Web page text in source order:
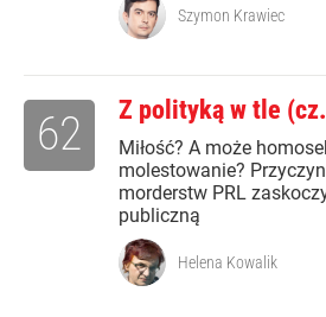
Szymon Krawiec
Z polityką w tle
Miłość? A może
molestowanie?
morderstw PRL
publiczną
62
Helena Kowalik